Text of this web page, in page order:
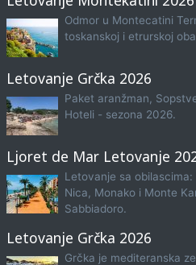
Odmor u Montecatini
toskanskoj i etrurskoj
Letovanje Grčka 2026
Paket aranžman,
Hoteli - sezona 2026.
Ljoret de Mar Letovanje
Letovanje sa obilascima:
Nica, Monako i Monte
Sabbiadoro.
Letovanje Grčka 2026
Grčka je mediteranska